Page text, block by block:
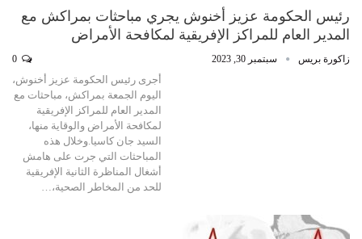
رئيس الحكومة عزيز أخنوش يجري مباحثات بمراكش مع
المدير العام للمراكز الإفريقية لمكافحة الأمراض
زاكورة بريس سبتمبر 30, 2023
أجرى رئيس الحكومة عزيز أخنوش،
اليوم الجمعة بمراكش، مباحثات مع
المدير العام للمراكز الإفريقية
لمكافحة الأمراض والوقاية منها،
السيد جان كاسيا.وخلال هذه
المباحثات التي جرت على هامش
أشغال المناظرة الثانية الإفريقية
للحد من المخاطر الصحية،…